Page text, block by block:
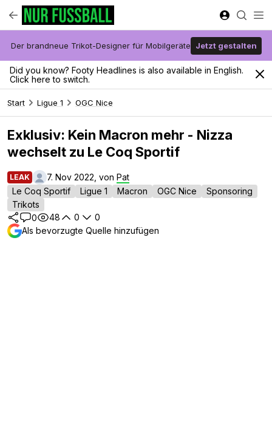
Der brandneue Trikot-Designer für Mobilgeräte Jetzt gestalten
Did you know? Footy Headlines is also available in English.
Click here to switch.
Start Ligue 1 OGC Nice
Exklusiv: Kein Macron mehr - Nizza
wechselt zu Le Coq Sportif
LEAK 7. Nov 2022, von Pat
Le Coq Sportif
Ligue 1 Macron OGC Nice
Sponsoring
Trikots
0
48 0
0
Als bevorzugte Quelle hinzufügen